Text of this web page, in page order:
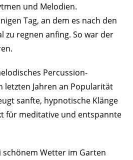
und Melodien.
Tag, an dem es nach den
zu regnen anfing. So war der
Percussion-
letzten Jahren an Popularität
sanfte, hypnotische Klänge
für meditative und entspannte
schönem Wetter im Garten